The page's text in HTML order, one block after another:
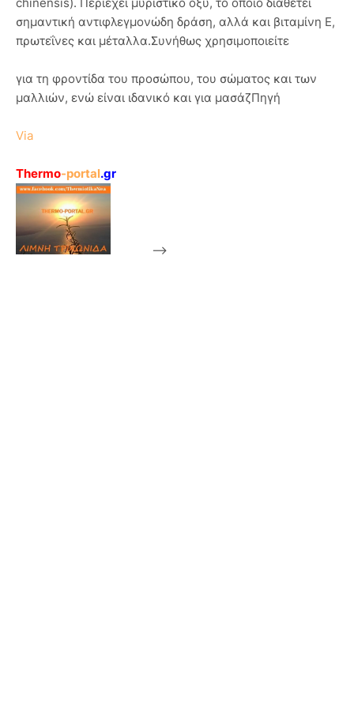
chinensis). Περιέχει μυριστικό οξύ, το οποίο διαθέτει
σημαντική αντιφλεγμονώδη δράση, αλλά και βιταμίνη E,
πρωτεΐνες και μέταλλα.Συνήθως χρησιμοποιείτε
για τη φροντίδα του προσώπου, του σώματος και των
μαλλιών, ενώ είναι ιδανικό και για μασάζΠηγή
Via
Thermo-portal.gr
-->